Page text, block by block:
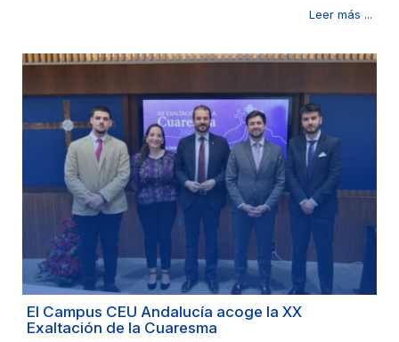
Leer más ...
El Campus CEU Andalucía acoge la XX
Exaltación de la Cuaresma